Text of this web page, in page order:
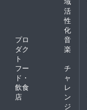
活
性
化
プロ
ダク
ト
音
楽
フー
ド・
飲食
店
チ
ャ
レ
ン
ジ